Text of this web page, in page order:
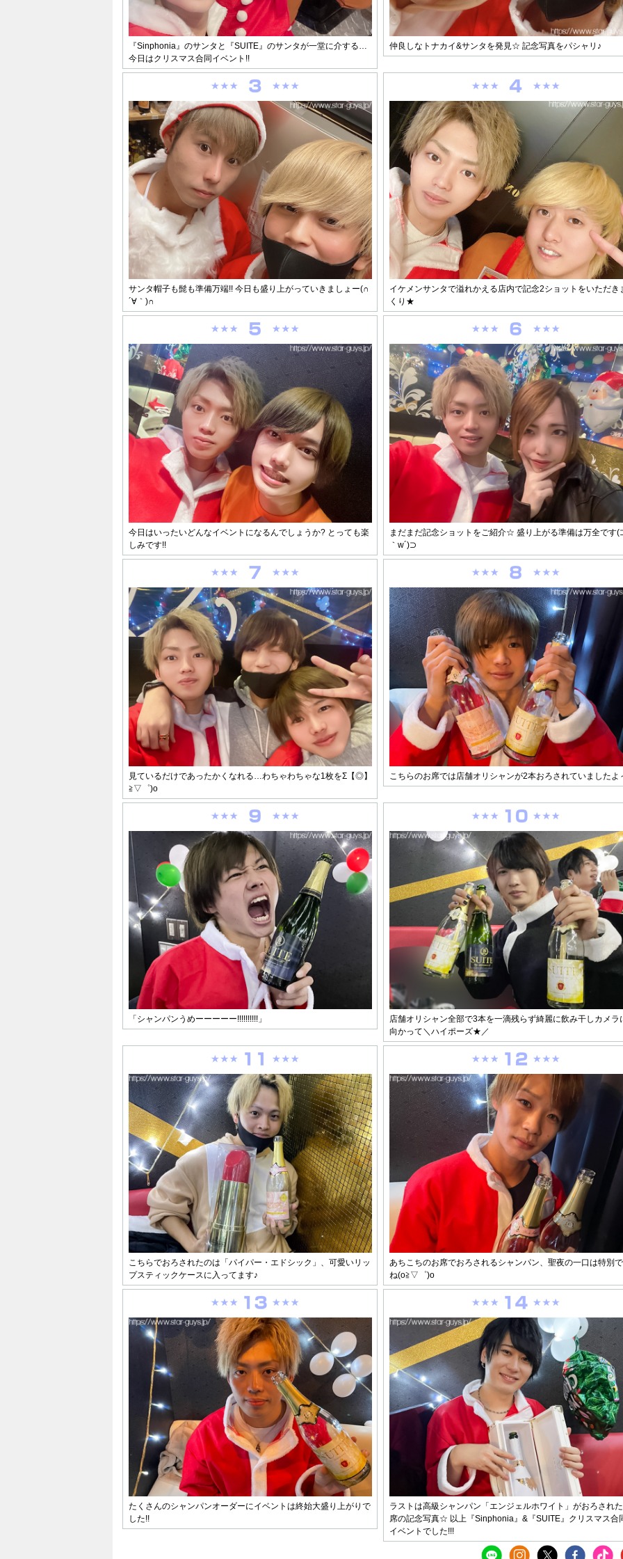
『Sinphonia』のサンタと『SUITE』のサンタが一堂に介する…
今日はクリスマス合同イベント!!
仲良しなトナカイ&サンタを発見☆ 記念写真をパシャリ♪
サンタ帽子も髭も準備万端!! 今日も盛り上がっていきましょー(∩
´∀｀)∩
イケメンサンタで溢れかえる店内で記念2ショットをいただき
くり★
今日はいったいどんなイベントになるんでしょうか? とっても楽
しみです!!
まだまだ記念ショットをご紹介☆ 盛り上がる準備は万全です
｀w´)⊃
見ているだけであったかくなれる…わちゃわちゃな1枚をΣ【◎】
≧▽゜)o
こちらのお席では店舗オリシャンが2本おろされていましたよ
「シャンパンうめーーーーー!!!!!!!!!!」
店舗オリシャン全部で3本を一滴残らず綺麗に飲み干しカメラ
向かって＼ハイポーズ★／
こちらでおろされたのは「パイパー・エドシック」、可愛いリッ
プスティックケースに入ってます♪
あちこちのお席でおろされるシャンパン、聖夜の一口は特別
ね(o≧▽゜)o
たくさんのシャンパンオーダーにイベントは終始大盛り上がりで
した!!
ラストは高級シャンパン「エンジェルホワイト」がおろされ
席の記念写真☆ 以上『Sinphonia』&『SUITE』クリスマス合
イベントでした!!!